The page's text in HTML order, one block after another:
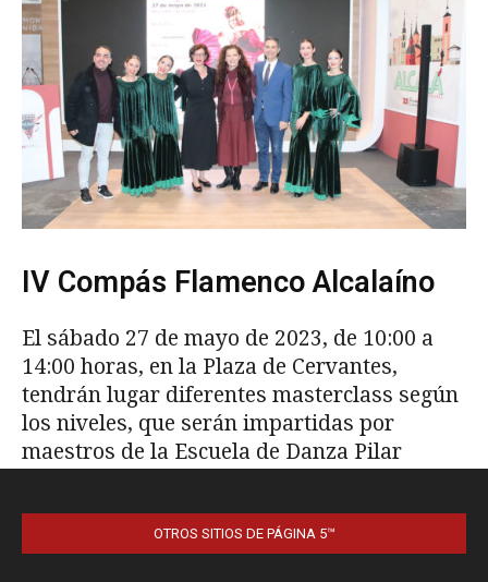
OTROS SITIOS DE PÁGINA 5™